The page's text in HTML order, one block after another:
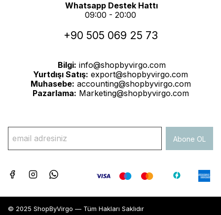
Whatsapp Destek Hattı
09:00 - 20:00
+90 505 069 25 73
Bilgi: info@shopbyvirgo.com
Yurtdışı Satış: export@shopbyvirgo.com
Muhasebe: accounting@shopbyvirgo.com
Pazarlama: Marketing@shopbyvirgo.com
Abone OL
© 2025 ShopByVirgo — Tüm Hakları Saklıdır